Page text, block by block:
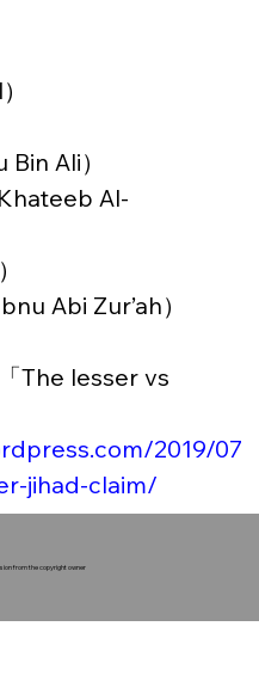
Ali）
Al-
Abi Zur’ah）
The lesser vs
2019/07
jihad-claim/
from the copyright owner